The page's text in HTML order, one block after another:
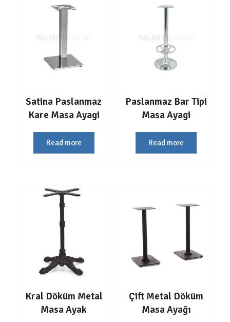
Satina Paslanmaz
Kare Masa Ayagi
Read more
Paslanmaz Bar Tipi
Masa Ayagi
Read more
Kral Döküm Metal
Masa Ayak
Çift Metal Döküm
Masa Ayağı